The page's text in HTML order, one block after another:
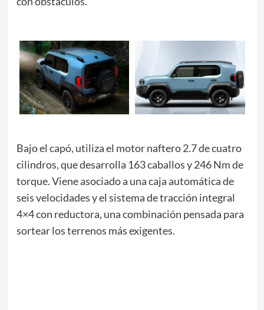
Bajo el capó, utiliza el motor naftero 2.7 de cuatro
cilindros, que desarrolla 163 caballos y 246 Nm de
torque. Viene asociado a una caja automática de
seis velocidades y el sistema de tracción integral
4×4 con reductora, una combinación pensada para
sortear los terrenos más exigentes.